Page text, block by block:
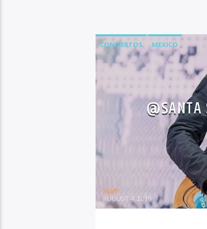
CONCIERTOS MEXICO
@SANTA
Staff
AUGUST 4, 2019